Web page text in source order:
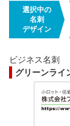
選択中の
名刺
デザイン
ビジネス名刺
グリーンライ